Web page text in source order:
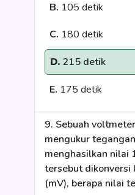
B. 105 detik
C. 180 detik
D. 215 detik
E. 175 detik
9. Sebuah
mengukur
menghasilkan nilai
tersebut dikonversi
(mV), berapa nilai